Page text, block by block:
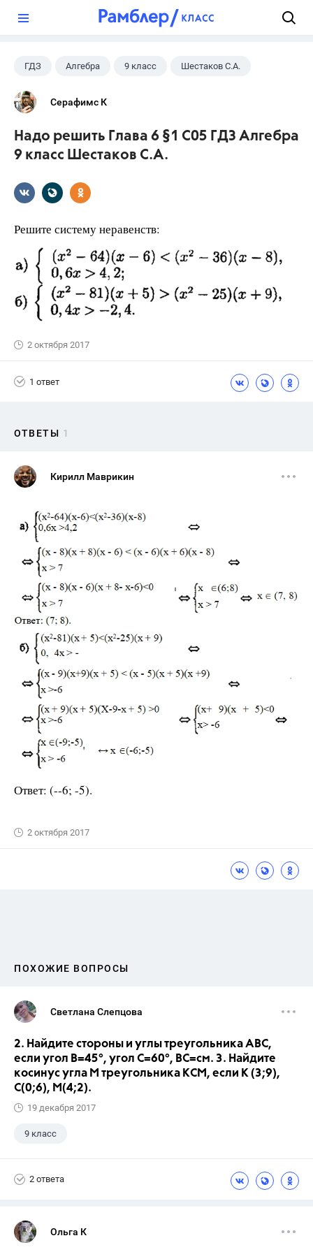
ГДЗ Алгебра 9 класс Шестаков С.А.
Серафимс К
Надо решить Глава 6 §1 С05 ГДЗ Алгебра
9 класс Шестаков С.А.
Решите систему неравенств:
2 октября 2017
1 ответ
ОТВЕТЫ 1
Кирилл Маврикин
Ответ: (--6; -5).
2 октября 2017
ПОХОЖИЕ ВОПРОСЫ
Светлана Слепцова
2. Найдите стороны и углы треугольника АВС,
если угол В=45°, угол С=60°, ВС=см. 3. Найдите
косинус угла М треугольника КСМ, если К (3;9),
С(0;6), М(4;2).
19 декабря 2017
9 класс
2 ответа
Ольга К